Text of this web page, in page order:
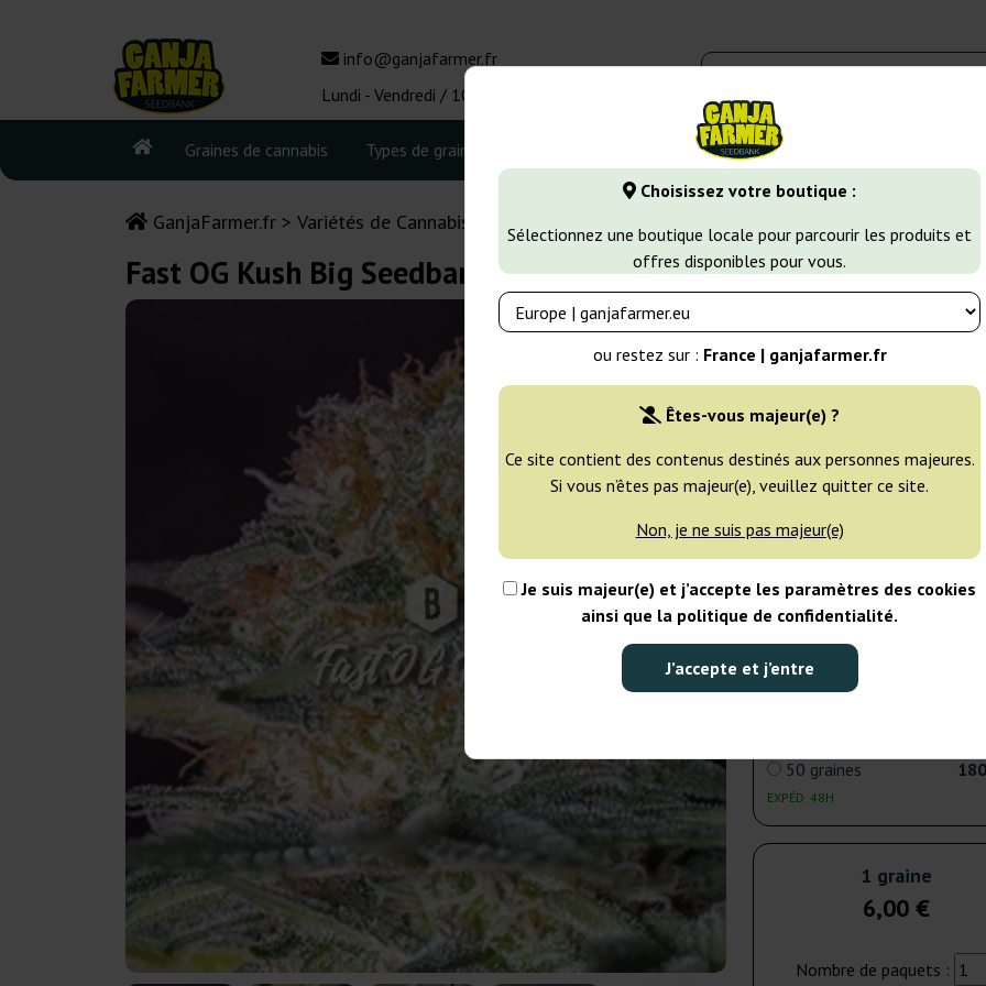
Choisissez votre boutique :
Sélectionnez une boutique locale pour parcourir les produits et
offres disponibles pour vous.
ou restez sur : France | ganjafarmer.fr
Êtes-vous majeur(e) ?
Ce site contient des contenus destinés aux personnes majeures.
Si vous n’êtes pas majeur(e), veuillez quitter ce site.
Non, je ne suis pas majeur(e)
Je suis majeur(e) et j’accepte les paramètres des cookies
ainsi que la politique de confidentialité.
J’accepte et j’entre
info@ganjafarmer.fr
Lundi - Vendredi / 10:00 - 16:00
Graines de cannabis Types de graines Variétés de cannabis
GanjaFarmer.fr Variétés de Cannabis
Fast OG Kush Big Seedbank
Big Seedbank
1 graine
EXPÉD. 24H
3 graines
EXPÉD. 24H
5 graines
EXPÉD. 24H
50 graines
EXPÉD. 48H
1 graine
6,00 €
Nombre de paquets :